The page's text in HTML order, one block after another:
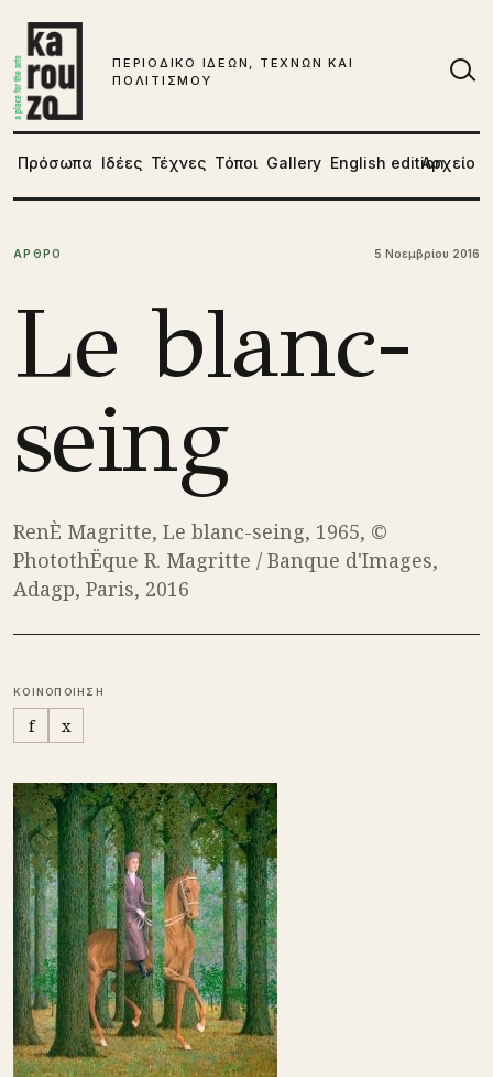
ΠΕΡΙΟΔΙΚΟ ΙΔΕΩΝ, ΤΕΧΝΩΝ ΚΑΙ
ΠΟΛΙΤΙΣΜΟΥ
Πρόσωπα Ιδέες Τέχνες Τόποι Gallery English editionΑρχείο
ΑΡΘΡΟ 5 Νοεμβρίου 2016
Le blanc-
seing
RenÈ Magritte, Le blanc-seing, 1965, ©
PhotothËque R. Magritte / Banque d'Images,
Adagp, Paris, 2016
ΚΟΙΝΟΠΟΙΗΣΗ
f x